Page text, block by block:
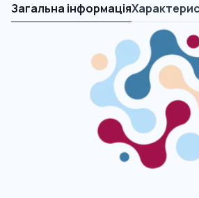
Загальна інформація